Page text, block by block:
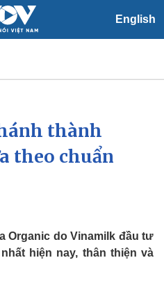
English
Xã hội
Tin 24h
Dự báo thời tiết
thành
theo chuẩn
Organic do Vinamilk đầu tư
hiện nay, thân thiện và